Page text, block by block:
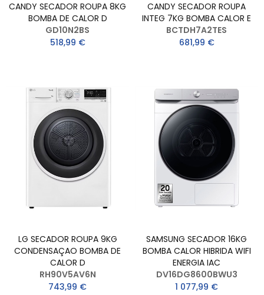
CANDY SECADOR ROUPA 8KG
BOMBA DE CALOR D
GD10N2BS
518,99 €
CANDY SECADOR ROUPA
INTEG 7KG BOMBA CALOR E
BCTDH7A2TES
681,99 €
LG SECADOR ROUPA 9KG
CONDENSAÇAO BOMBA DE
CALOR D
RH90V5AV6N
743,99 €
SAMSUNG SECADOR 16KG
BOMBA CALOR HIBRIDA WIFI
ENERGIA IAC
DV16DG8600BWU3
1 077,99 €